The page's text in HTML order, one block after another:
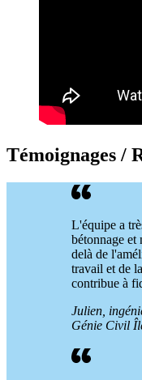
Témoignages /
L'équipe a
bétonnage et
delà de
travail et de
contribue à
Julien,
Génie Civil